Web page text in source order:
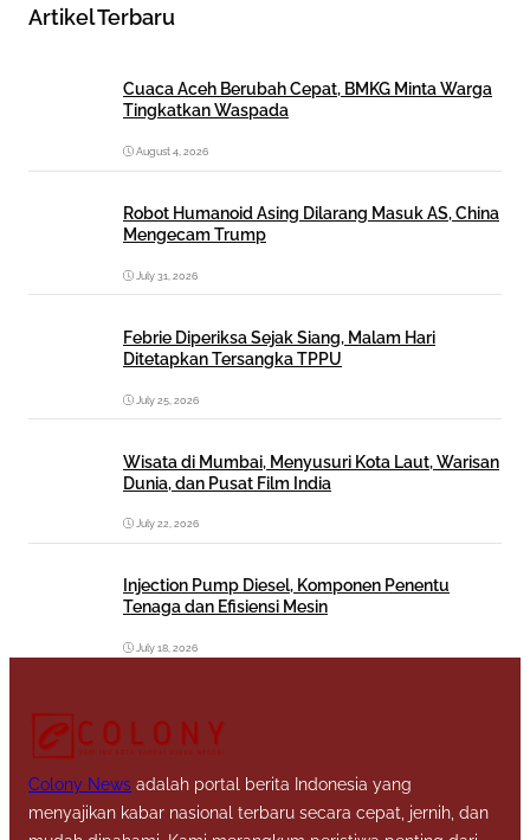
Artikel Terbaru
Cuaca Aceh Berubah Cepat, BMKG Minta Warga
Tingkatkan Waspada
August 4, 2026
Robot Humanoid Asing Dilarang Masuk AS, China
Mengecam Trump
July 31, 2026
Febrie Diperiksa Sejak Siang, Malam Hari
Ditetapkan Tersangka TPPU
July 25, 2026
Wisata di Mumbai, Menyusuri Kota Laut, Warisan
Dunia, dan Pusat Film India
July 22, 2026
Injection Pump Diesel, Komponen Penentu
Tenaga dan Efisiensi Mesin
July 18, 2026
Colony News adalah portal berita Indonesia yang
menyajikan kabar nasional terbaru secara cepat, jernih, dan